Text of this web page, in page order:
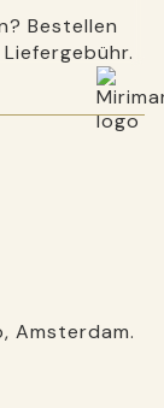
Bestellen
Amsterdam.